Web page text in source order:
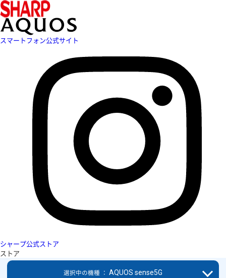
スマートフォン公式サイト
シャープ公式ストア
ストア
選択中の機種 ： AQUOS sense5G